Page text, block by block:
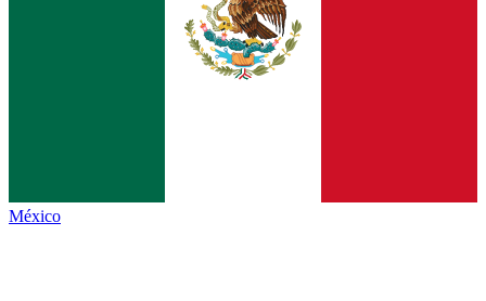
México